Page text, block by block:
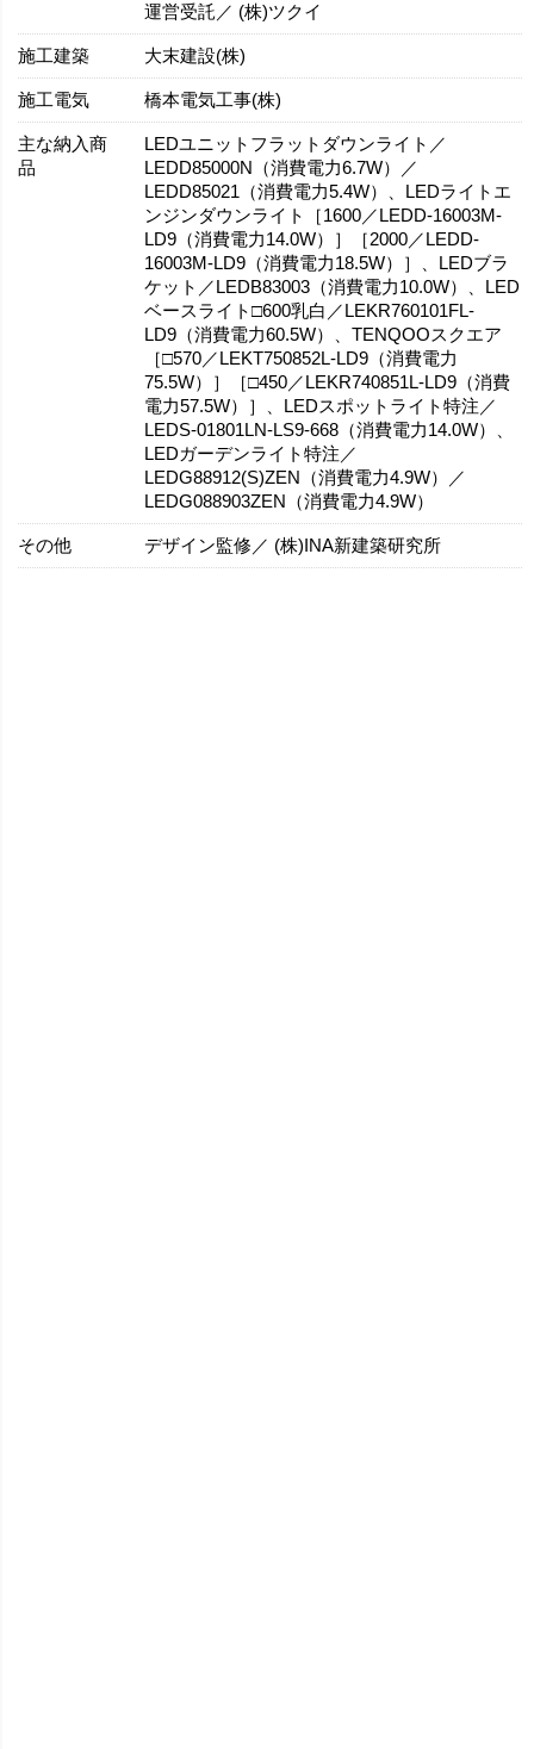
運営受託／ (株)ツクイ
施工建築 大末建設(株)
施工電気 橋本電気工事(株)
主な納入商
品
LEDユニットフラットダウンライト／
LEDD85000N（消費電力6.7W）／
LEDD85021（消費電力5.4W）、LEDライトエ
ンジンダウンライト［1600／LEDD-16003M-
LD9（消費電力14.0W）］［2000／LEDD-
16003M-LD9（消費電力18.5W）］、LEDブラ
ケット／LEDB83003（消費電力10.0W）、LED
ベースライト□600乳白／LEKR760101FL-
LD9（消費電力60.5W）、TENQOOスクエア
［□570／LEKT750852L-LD9（消費電力
75.5W）］［□450／LEKR740851L-LD9（消費
電力57.5W）］、LEDスポットライト特注／
LEDS-01801LN-LS9-668（消費電力14.0W）、
LEDガーデンライト特注／
LEDG88912(S)ZEN（消費電力4.9W）／
LEDG088903ZEN（消費電力4.9W）
その他 デザイン監修／ (株)INA新建築研究所